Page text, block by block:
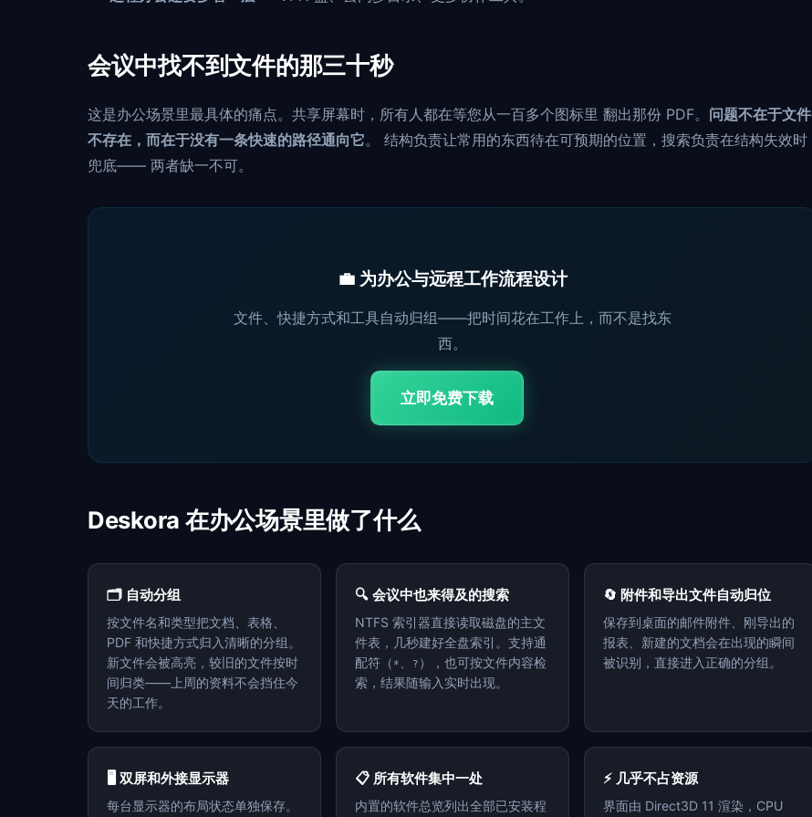
会议中找不到文件的那三十秒
这是办公场景里最具体的痛点。共享屏幕时，所有人都在等您从一百多个图标里 翻出那份 PDF。 问题不在于文件
不存在，而在于没有一条快速的路径通向它。 结构负责让常用的东西待在可预期的位置，搜索负责在结构失效时
兜底—— 两者缺一不可。
💼 为办公与远程工作流程设计
文件、快捷方式和工具自动归组——把时间花在工作上，而不是找东
西。
立即免费下载
Deskora 在办公场景里做了什么
🗂️ 自动分组
按文件名和类型把文档、表格、
PDF 和快捷方式归入清晰的分组。
新文件会被高亮，较旧的文件按时
间归类——上周的资料不会挡住今
天的工作。
🔍 会议中也来得及的搜索
NTFS 索引器直接读取磁盘的主文
件表，几秒建好全盘索引。支持通
配符（ * ? ），也可按文件内容检
索，结果随输入实时出现。
🔄 附件和导出文件自动归位
保存到桌面的邮件附件、刚导出的
报表、新建的文档会在出现的瞬间
被识别，直接进入正确的分组。
🖥️ 双屏和外接显示器
每台显示器的布局状态单独保存。
📋 所有软件集中一处
内置的软件总览列出全部已安装程
⚡ 几乎不占资源
界面由 Direct3D 11 渲染，CPU